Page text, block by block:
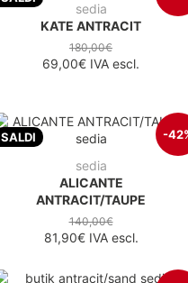
sedia
KATE ANTRACIT
180,00€
69,00€ IVA escl.
SALDI -
sedia
ALICANTE
ANTRACIT/TAUPE
140,00€
81,90€IVA escl.